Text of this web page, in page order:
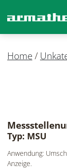
Home/
Typ: MSU
Anwendung:
Anzeige.